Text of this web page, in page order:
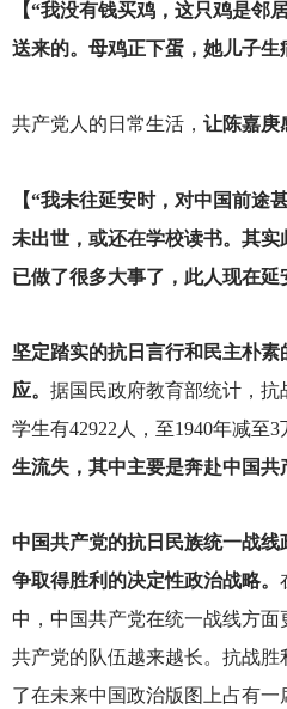
【“我没有钱买鸡，这只鸡是邻
送来的。母鸡正下蛋，她儿子生
共产党人的日常生活， 让陈嘉庚
【“我未往延安时，对中国前途
未出世，或还在学校读书。其实
已做了很多大事了，此人现在延
坚定踏实的抗日言行和民主朴
应。 据国民政府教育部统计，
学生有42922人，至1940年减至3
生流失，其中主要是奔赴中国共
中国共产党的抗日民族统一战
争取得胜利的决定性政治战略。
中，中国共产党在统一战线方面
共产党的队伍越来越长。抗战
了在未来中国政治版图上占有